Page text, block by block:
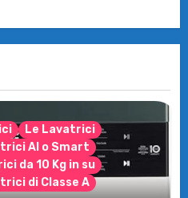
Le Lavatrici
AI o Smart
da 10 Kg in su
di Classe A